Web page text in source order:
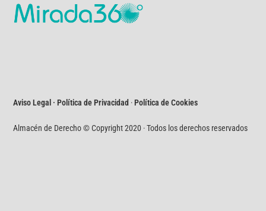
Aviso Legal · Política de Privacidad ·Política de Cookies
Almacén de Derecho © Copyright 2020 · Todos los derechos reservados